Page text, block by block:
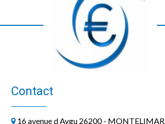
Contact
16 avenue d Aygu 26200 - MONTELIMAR